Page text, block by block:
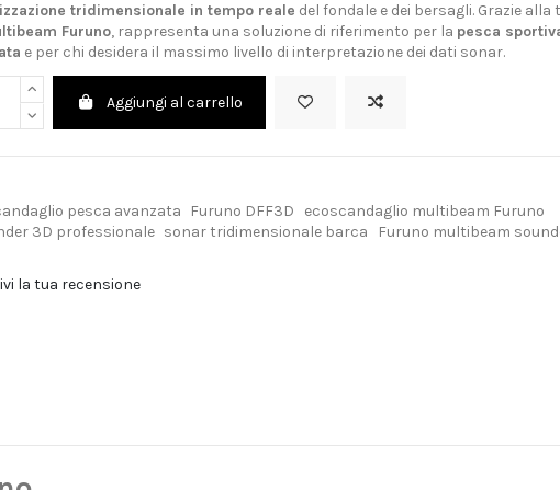
tridimensionale in tempo reale del fondale e dei bersagli. Grazie alla
Furuno, rappresenta una soluzione di riferimento per la pesca
e per chi desidera il massimo livello di interpretazione dei dati sonar.
Aggiungi al carrello
pesca avanzata Furuno DFF3D
ecoscandaglio multibeam Furuno
3D professionale sonar tridimensionale barca Furuno multibeam
la tua recensione